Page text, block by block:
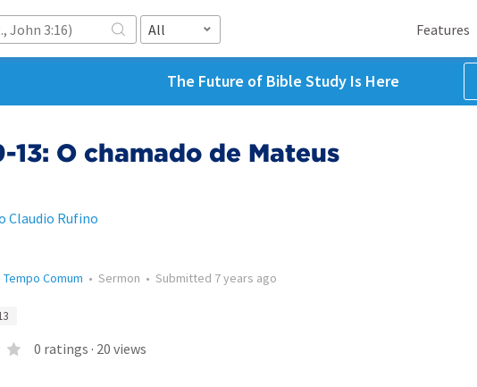
All Features
The Future of Bible Study Is Here
13: O chamado de Mateus
Claudio Rufino
Comum • Sermon • Submitted 7 years ago
0 ratings · 20 views